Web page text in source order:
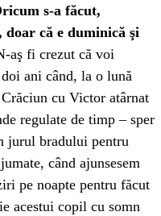
s-a făcut,
că e duminică şi
aş fi crezut că voi
ani când, la o lună
cu Victor atârnat
regulate de timp – sper
jurul bradului pentru
când ajunsesem
pe noapte pentru făcut
acestui copil cu somn